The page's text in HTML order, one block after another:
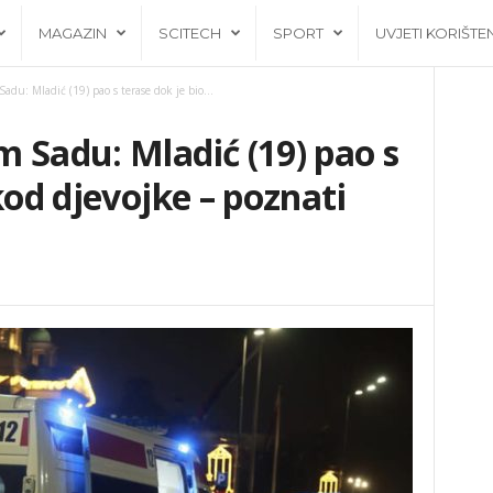
MAGAZIN SCITECH SPORT UVJETI
Mladić (19) pao s terase dok je bio...
Sadu: Mladić (19) pao s
djevojke – poznati